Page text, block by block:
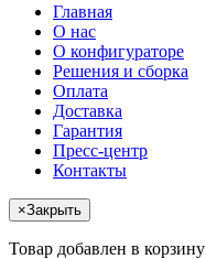
Главная
О нас
О конфигураторе
Решения и сборка
Оплата
Доставка
Гарантия
Пресс-центр
Контакты
×Закрыть
Товар добавлен в корзину